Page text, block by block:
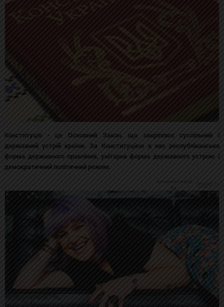
Конституція - це Основний Закон, що закріплює суспільний і
державний устрій країни. За Конституцією в нас республіканська
форма державного правління, унітарна форма державного устрою і
демократичний політичний режим.